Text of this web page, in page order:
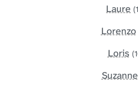
Laure
Lorenzo
Loris
Suzanne